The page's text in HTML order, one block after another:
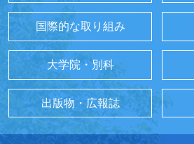
国際的な取り組み
大学院・別科
出版物・広報誌